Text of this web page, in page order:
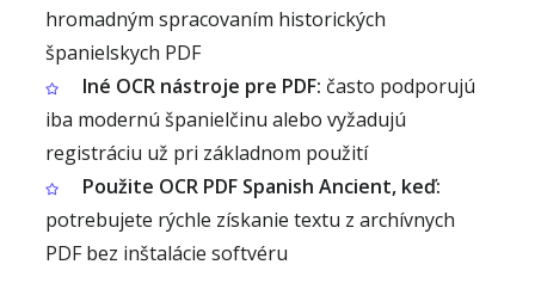
hromadným spracovaním historických
španielskych PDF
Iné OCR nástroje pre PDF: často podporujú
iba modernú španielčinu alebo vyžadujú
registráciu už pri základnom použití
Použite OCR PDF Spanish Ancient, keď:
potrebujete rýchle získanie textu z archívnych
PDF bez inštalácie softvéru